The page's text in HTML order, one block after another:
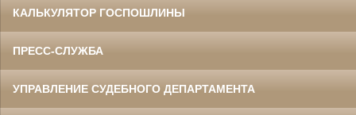
КАЛЬКУЛЯТОР ГОСПОШЛИНЫ
ПРЕСС-СЛУЖБА
УПРАВЛЕНИЕ СУДЕБНОГО ДЕПАРТАМЕНТА